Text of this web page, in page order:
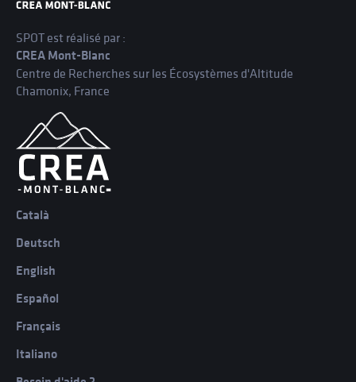
SPOT est réalisé par :
CREA Mont-Blanc
Centre de Recherches sur les Écosystèmes d'Altitude
Chamonix, France
Català
Deutsch
English
Español
Français
Italiano